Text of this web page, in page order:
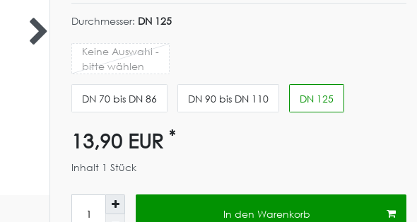
Durchmesser: DN 125
Keine Auswahl -
bitte wählen
DN 70 bis DN 86 DN 90 bis DN 110 DN 125
13,90 EUR *
Inhalt 1 Stück
In den Warenkorb